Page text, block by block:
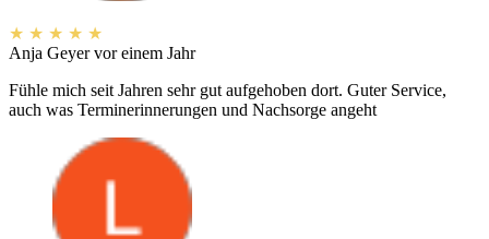
★ ★ ★ ★ ★
Anja Geyer vor einem Jahr
Fühle mich seit Jahren sehr gut aufgehoben dort. Guter Service,
auch was Terminerinnerungen und Nachsorge angeht